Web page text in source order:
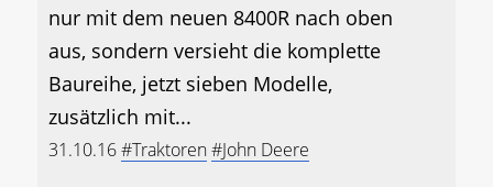
nur mit dem neuen 8400R nach oben
aus, sondern versieht die komplette
Baureihe, jetzt sieben Modelle,
zusätzlich mit...
31.10.16#Traktoren#John Deere